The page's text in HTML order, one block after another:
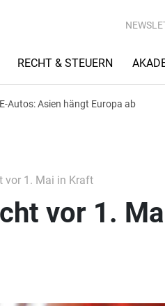
RECHT & STEUERN
Autos: Asien hängt Europa ab
vor 1. Mai in Kraft
vor 1.